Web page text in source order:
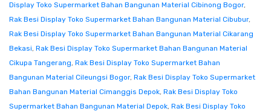
Display Toko Supermarket Bahan Bangunan Material Cibinong Bogor,
Rak Besi Display Toko Supermarket Bahan Bangunan Material Cibubur,
Rak Besi Display Toko Supermarket Bahan Bangunan Material Cikarang
Bekasi, Rak Besi Display Toko Supermarket Bahan Bangunan Material
Cikupa Tangerang, Rak Besi Display Toko Supermarket Bahan
Bangunan Material Cileungsi Bogor, Rak Besi Display Toko Supermarket
Bahan Bangunan Material Cimanggis Depok, Rak Besi Display Toko
Supermarket Bahan Bangunan Material Depok, Rak Besi Display Toko